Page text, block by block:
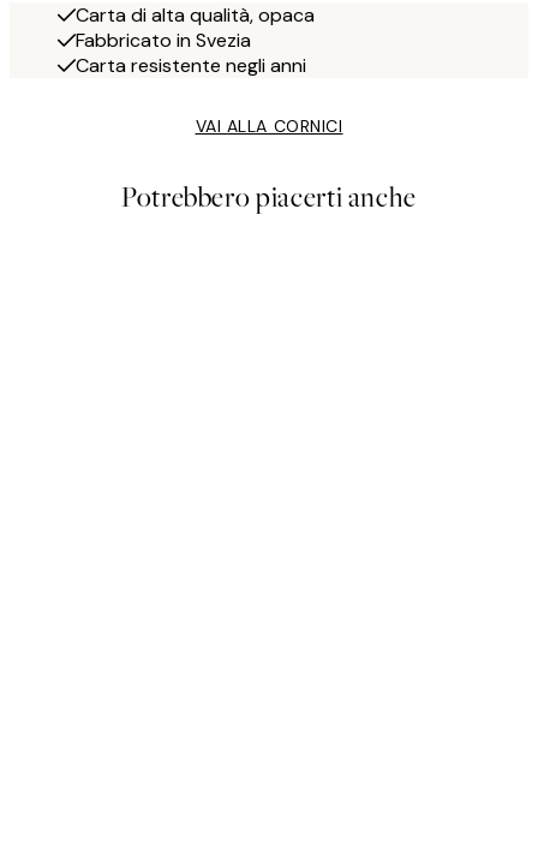
Carta di alta qualità, opaca
Fabbricato in Svezia
Carta resistente negli anni
VAI ALLA CORNICI
Potrebbero piacerti anche